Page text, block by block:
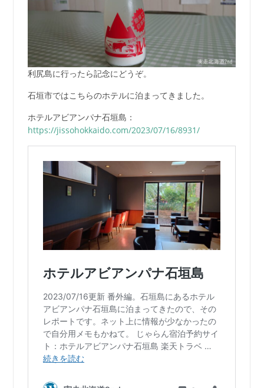
利尻島に行ったら記念にどうぞ。
石垣市ではこちらのホテルに泊まってきました。
ホテルアビアンパナ石垣島：
https://jissohokkaido.com/2023/07/16/8931/